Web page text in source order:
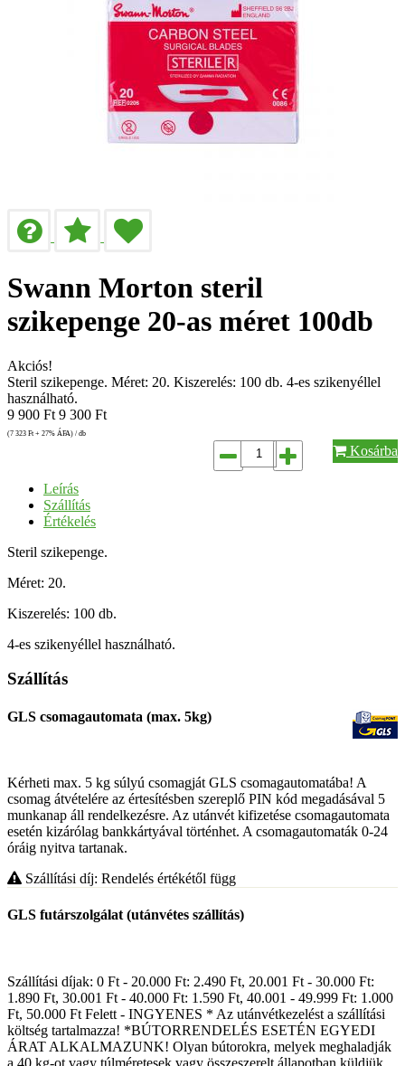
Swann Morton steril
szikepenge 20-as méret 100db
Akciós!
Steril szikepenge. Méret: 20. Kiszerelés: 100 db. 4-es szikenyéllel
használható.
9 900 Ft 9 300 Ft
(7 323 Ft + 27% ÁFA) / db
Kosárba
Leírás
Szállítás
Értékelés
Steril szikepenge.
Méret: 20.
Kiszerelés: 100 db.
4-es szikenyéllel használható.
Szállítás
GLS csomagautomata (max. 5kg)
Kérheti max. 5 kg súlyú csomagját GLS csomagautomatába! A
csomag átvételére az értesítésben szereplő PIN kód megadásával 5
munkanap áll rendelkezésre. Az utánvét kifizetése csomagautomata
esetén kizárólag bankkártyával történhet. A csomagautomaták 0-24
óráig nyitva tartanak.
Szállítási díj: Rendelés értékétől függ
GLS futárszolgálat (utánvétes szállítás)
Szállítási díjak: 0 Ft - 20.000 Ft: 2.490 Ft, 20.001 Ft - 30.000 Ft:
1.890 Ft, 30.001 Ft - 40.000 Ft: 1.590 Ft, 40.001 - 49.999 Ft: 1.000
Ft, 50.000 Ft Felett - INGYENES * Az utánvétkezelést a szállítási
költség tartalmazza! *BÚTORRENDELÉS ESETÉN EGYEDI
ÁRAT ALKALMAZUNK! Olyan bútorokra, melyek meghaladják
a 40 kg-ot vagy túlméretesek vagy összeszerelt állapotban küldjük